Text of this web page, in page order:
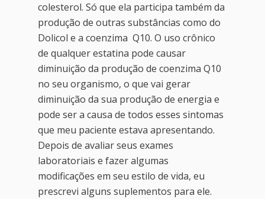
colesterol. Só que ela participa também da
produção de outras substâncias como do
Dolicol e a coenzima Q10. O uso crônico
de qualquer estatina pode causar
diminuição da produção de coenzima Q10
no seu organismo, o que vai gerar
diminuição da sua produção de energia e
pode ser a causa de todos esses sintomas
que meu paciente estava apresentando.
Depois de avaliar seus exames
laboratoriais e fazer algumas
modificações em seu estilo de vida, eu
prescrevi alguns suplementos para ele.